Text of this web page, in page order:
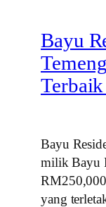
Bayu
Bayu
milik Bayu
yang